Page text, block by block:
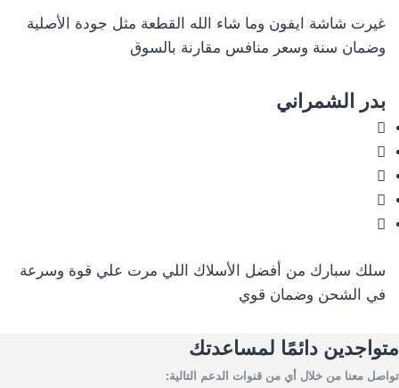
غيرت شاشة ايفون وما شاء الله القطعة مثل جودة الأصلية
وضمان سنة وسعر منافس مقارنة بالسوق
بدر الشمراني
سلك سبارك من أفضل الأسلاك اللي مرت علي قوة وسرعة
في الشحن وضمان قوي
متواجدين دائمًا لمساعدتك
تواصل معنا من خلال أي من قنوات الدعم التالية: